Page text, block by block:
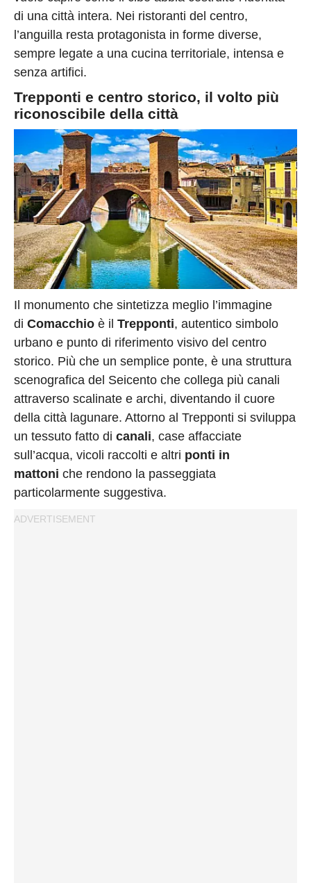
di una città intera. Nei ristoranti del centro,
l’anguilla resta protagonista in forme diverse,
sempre legate a una cucina territoriale, intensa e
senza artifici.
Trepponti e centro storico, il volto più
riconoscibile della città
Il monumento che sintetizza meglio l’immagine
di Comacchio è il Trepponti, autentico simbolo
urbano e punto di riferimento visivo del centro
storico. Più che un semplice ponte, è una struttura
scenografica del Seicento che collega più canali
attraverso scalinate e archi, diventando il cuore
della città lagunare. Attorno al Trepponti si sviluppa
un tessuto fatto di canali, case affacciate
sull’acqua, vicoli raccolti e altri ponti in
mattoni che rendono la passeggiata
particolarmente suggestiva.